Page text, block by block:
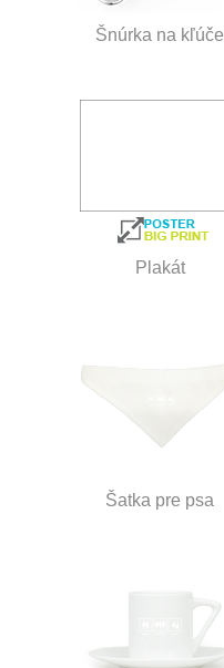
Šnúrka na kľúče
Plakát
Šatka pre psa